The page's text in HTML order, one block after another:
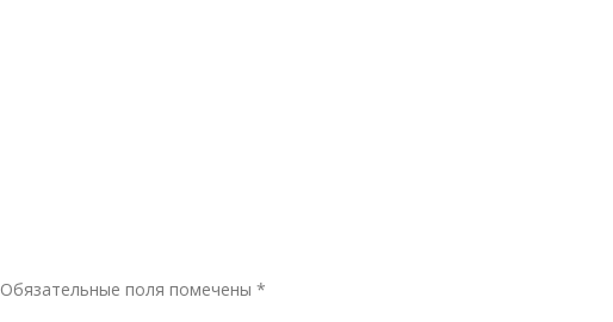
Обязательные поля помечены *